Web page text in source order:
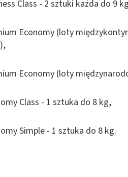
Class - 2 sztuki każda do 9
Economy (loty
Economy (loty
Class - 1 sztuka do 8 kg,
Simple - 1 sztuka do 8 kg.